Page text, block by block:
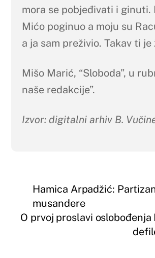
mora se pobjeđivati i ginuti.
Mićo poginuo a moju su
a ja sam preživio. Takav ti je
Mišo Marić, “Sloboda”, u
naše redakcije”.
Izvor: digitalni arhiv B.
Hamica Arpadžić:
musandere
O prvoj proslavi oslobođenja